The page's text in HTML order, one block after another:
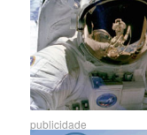
publicidade